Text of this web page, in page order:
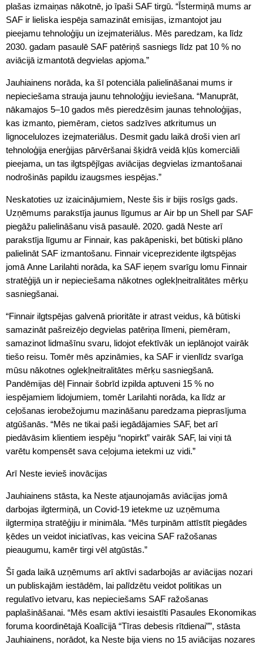
plašas izmaiņas nākotnē, jo īpaši SAF tirgū. “Īstermiņā mums ar
SAF ir lieliska iespēja samazināt emisijas, izmantojot jau
pieejamu tehnoloģiju un izejmateriālus. Mēs paredzam, ka līdz
2030. gadam pasaulē SAF patēriņš sasniegs līdz pat 10 % no
aviācijā izmantotā degvielas apjoma.”
Jauhiainens norāda, ka šī potenciāla palielināšanai mums ir
nepieciešama strauja jaunu tehnoloģiju ieviešana. “Manuprāt,
nākamajos 5–10 gados mēs pieredzēsim jaunas tehnoloģijas,
kas izmanto, piemēram, cietos sadzīves atkritumus un
lignocelulozes izejmateriālus. Desmit gadu laikā droši vien arī
tehnoloģija enerģijas pārvēršanai šķidrā veidā kļūs komerciāli
pieejama, un tas ilgtspējīgas aviācijas degvielas izmantošanai
nodrošinās papildu izaugsmes iespējas.”
Neskatoties uz izaicinājumiem, Neste šis ir bijis rosīgs gads.
Uzņēmums parakstīja jaunus līgumus ar Air bp un Shell par SAF
piegāžu palielināšanu visā pasaulē. 2020. gadā Neste arī
parakstīja līgumu ar Finnair, kas pakāpeniski, bet būtiski plāno
palielināt SAF izmantošanu. Finnair viceprezidente ilgtspējas
jomā Anne Larilahti norāda, ka SAF ieņem svarīgu lomu Finnair
stratēģijā un ir nepieciešama nākotnes oglekļneitralitātes mērķu
sasniegšanai.
“Finnair ilgtspējas galvenā prioritāte ir atrast veidus, kā būtiski
samazināt pašreizējo degvielas patēriņa līmeni, piemēram,
samazinot lidmašīnu svaru, lidojot efektīvāk un ieplānojot vairāk
tiešo reisu. Tomēr mēs apzināmies, ka SAF ir vienlīdz svarīga
mūsu nākotnes oglekļneitralitātes mērķu sasniegšanā.
Pandēmijas dēļ Finnair šobrīd izpilda aptuveni 15 % no
iespējamiem lidojumiem, tomēr Larilahti norāda, ka līdz ar
ceļošanas ierobežojumu mazināšanu paredzama pieprasījuma
atgūšanās. “Mēs ne tikai paši iegādājamies SAF, bet arī
piedāvāsim klientiem iespēju “nopirkt” vairāk SAF, lai viņi tā
varētu kompensēt sava ceļojuma ietekmi uz vidi.”
Arī Neste ievieš inovācijas
Jauhiainens stāsta, ka Neste atjaunojamās aviācijas jomā
darbojas ilgtermiņā, un Covid-19 ietekme uz uzņēmuma
ilgtermiņa stratēģiju ir minimāla. “Mēs turpinām attīstīt piegādes
ķēdes un veidot iniciatīvas, kas veicina SAF ražošanas
pieaugumu, kamēr tirgi vēl atgūstās.”
Šī gada laikā uzņēmums arī aktīvi sadarbojās ar aviācijas nozari
un publiskajām iestādēm, lai palīdzētu veidot politikas un
regulatīvo ietvaru, kas nepieciešams SAF ražošanas
paplašināšanai. “Mēs esam aktīvi iesaistīti Pasaules Ekonomikas
foruma koordinētajā Koalīcijā “Tīras debesis rītdienai””, stāsta
Jauhiainens, norādot, ka Neste bija viens no 15 aviācijas nozares